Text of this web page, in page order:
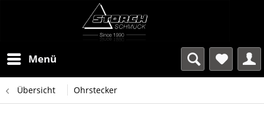
Menü
Übersicht Ohrstecker